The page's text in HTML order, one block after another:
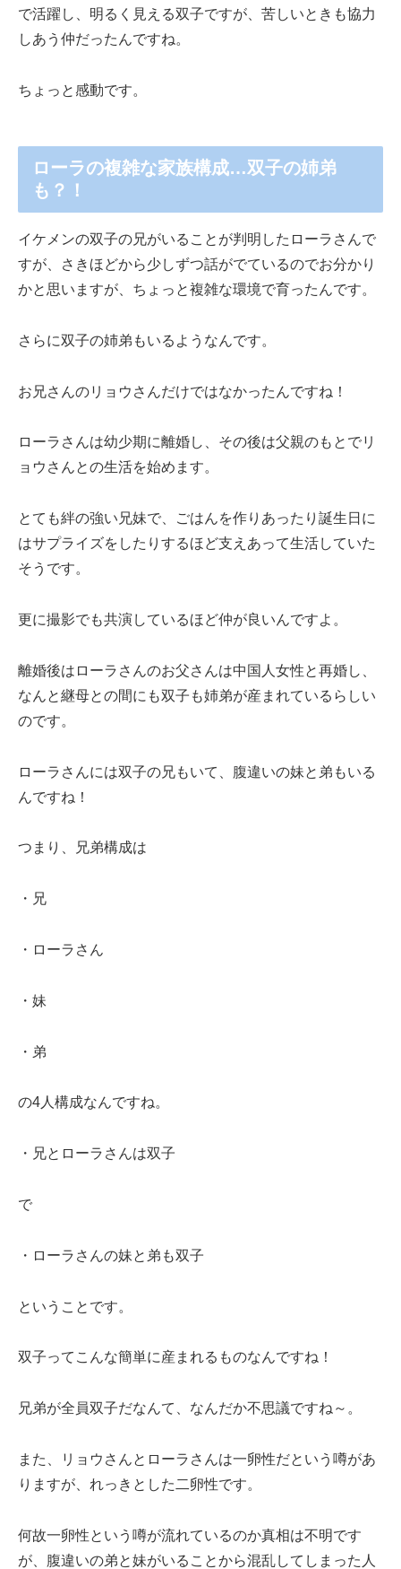
で活躍し、明るく見える双子ですが、苦しいときも協力
しあう仲だったんですね。
ちょっと感動です。
ローラの複雑な家族構成…双子の姉弟
も？！
イケメンの双子の兄がいることが判明したローラさんで
すが、さきほどから少しずつ話がでているのでお分かり
かと思いますが、ちょっと複雑な環境で育ったんです。
さらに双子の姉弟もいるようなんです。
お兄さんのリョウさんだけではなかったんですね！
ローラさんは幼少期に離婚し、その後は父親のもとでリ
ョウさんとの生活を始めます。
とても絆の強い兄妹で、ごはんを作りあったり誕生日に
はサプライズをしたりするほど支えあって生活していた
そうです。
更に撮影でも共演しているほど仲が良いんですよ。
離婚後はローラさんのお父さんは中国人女性と再婚し、
なんと継母との間にも双子も姉弟が産まれているらしい
のです。
ローラさんには双子の兄もいて、腹違いの妹と弟もいる
んですね！
つまり、兄弟構成は
・兄
・ローラさん
・妹
・弟
の4人構成なんですね。
・兄とローラさんは双子
で
・ローラさんの妹と弟も双子
ということです。
双子ってこんな簡単に産まれるものなんですね！
兄弟が全員双子だなんて、なんだか不思議ですね～。
また、リョウさんとローラさんは一卵性だという噂があ
りますが、れっきとした二卵性です。
何故一卵性という噂が流れているのか真相は不明です
が、腹違いの弟と妹がいることから混乱してしまった人